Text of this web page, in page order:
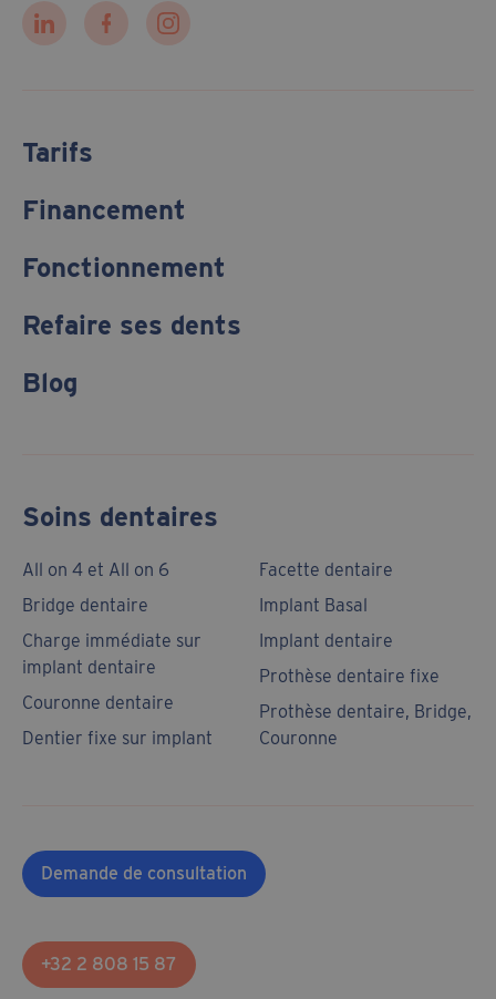
Tarifs
Financement
Fonctionnement
Refaire ses dents
Blog
Soins dentaires
All on 4 et All on 6
Bridge dentaire
Charge immédiate sur
implant dentaire
Couronne dentaire
Dentier fixe sur implant
Facette dentaire
Implant Basal
Implant dentaire
Prothèse dentaire fixe
Prothèse dentaire, Bridge,
Couronne
Demande de consultation
+32 2 808 15 87